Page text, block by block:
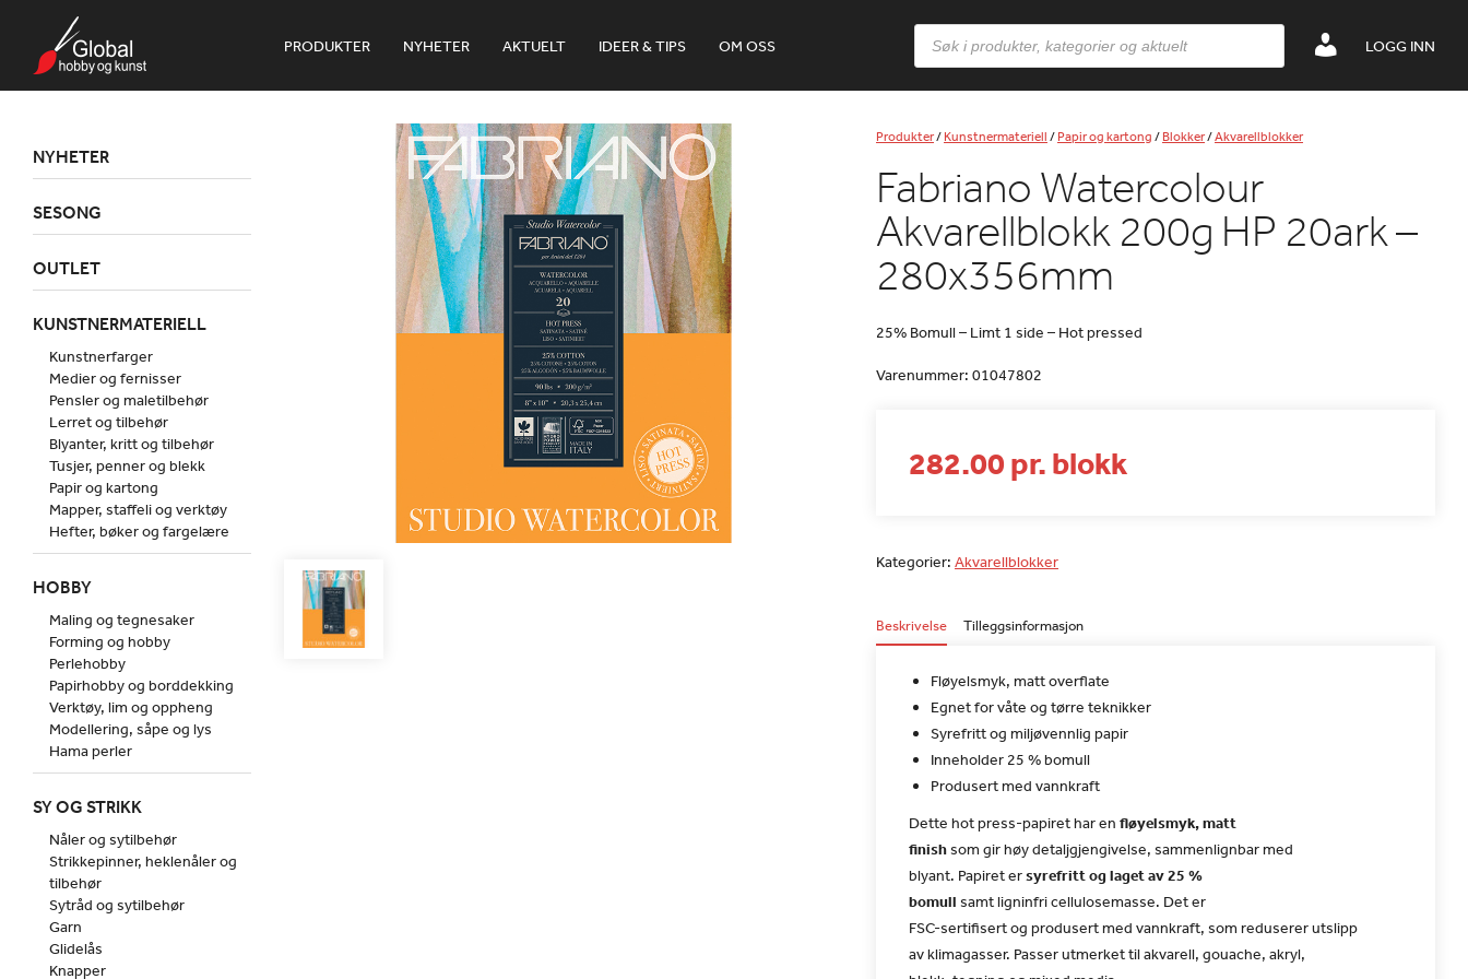
PRODUKTER NYHETER AKTUELT IDEER & TIPS OM OSS LOGG INN
Products
search
Produkter/Kunstnermateriell/Papir og kartong/Blokker/Akvarellblokker
Fabriano Watercolour
Akvarellblokk 200g HP 20ark –
280x356mm
25% Bomull – Limt 1 side – Hot pressed
Varenummer: 01047802
282.00 pr. blokk
Kategorier: Akvarellblokker
Beskrivelse Tilleggsinformasjon
Fløyelsmyk, matt overflate
Egnet for våte og tørre teknikker
Syrefritt og miljøvennlig papir
Inneholder 25 % bomull
Produsert med vannkraft
Dette hot press-papiret har en fløyelsmyk, matt
finishsom gir høy detaljgjengivelse, sammenlignbar med
blyant. Papiret ersyrefritt og laget av 25 %
bomull samt ligninfri cellulosemasse. Det er
FSC-sertifisert og produsert med vannkraft, som reduserer utslipp
av klimagasser. Passer utmerket til akvarell, gouache, akryl,
NYHETER
SESONG
OUTLET
KUNSTNERMATERIELL
Kunstnerfarger
Medier og fernisser
Pensler og maletilbehør
Lerret og tilbehør
Blyanter, kritt og tilbehør
Tusjer, penner og blekk
Papir og kartong
Mapper, staffeli og verktøy
Hefter, bøker og fargelære
HOBBY
Maling og tegnesaker
Forming og hobby
Perlehobby
Papirhobby og borddekking
Verktøy, lim og oppheng
Modellering, såpe og lys
Hama perler
SY OG STRIKK
Nåler og sytilbehør
Strikkepinner, heklenåler og
tilbehør
Sytråd og sytilbehør
Garn
Glidelås
Knapper